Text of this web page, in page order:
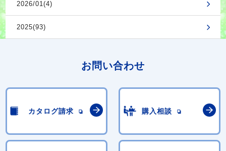
2026/01(4)
2025(93)
お問い合わせ
カタログ請求 購入相談